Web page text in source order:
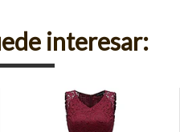
interesar: